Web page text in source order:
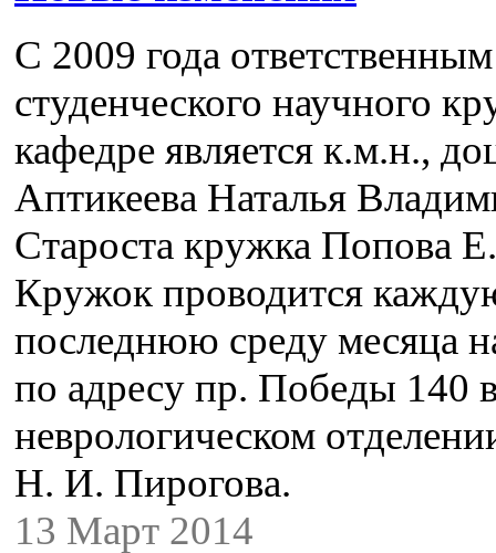
С 2009 года
студенческого научного
кафедре является к.м.н.,
Аптикеева Наталья
Староста кружка Попова
Кружок проводится
последнюю среду месяца
по адресу пр. Победы 140
неврологическом
Н. И. Пирогова.
13 Март 2014